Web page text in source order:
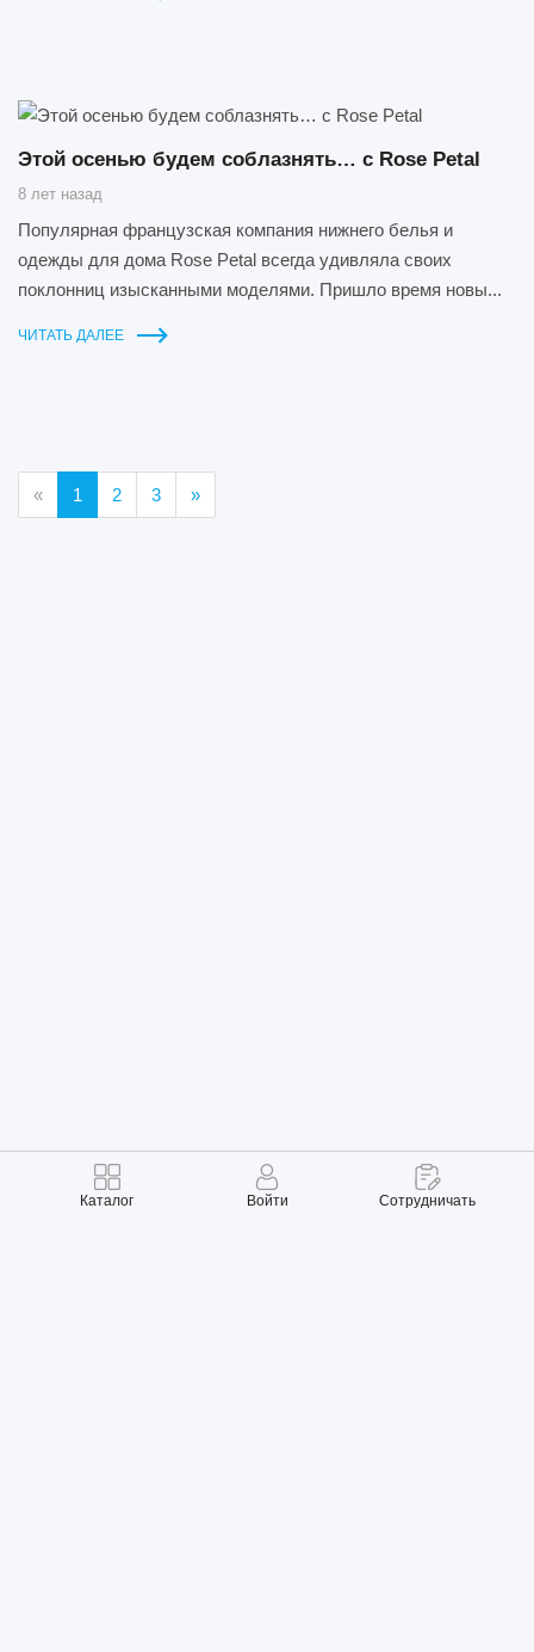
Каталог Войти Сотрудничать
Этой осенью будем соблазнять… с Rose Petal
8 лет назад
Популярная французская компания нижнего белья и
одежды для дома Rose Petal всегда удивляла своих
поклонниц изысканными моделями. Пришло время новы...
ЧИТАТЬ ДАЛЕЕ
« 1 2 3 »